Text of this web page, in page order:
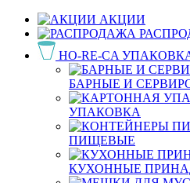
АКЦИИ
HO-RE-CA
БАРНЫЕ И
УПАКОВКА
ПИЩЕВЫЕ
КУХОННЫЕ